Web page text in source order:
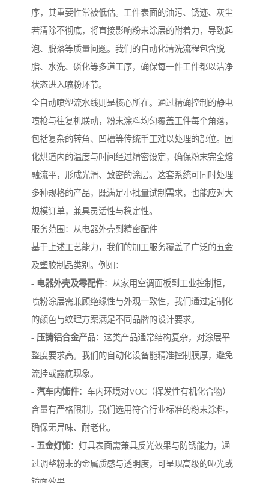
序，其重要性常被低估。工件表面的油污、锈迹、灰尘
若清除不彻底，将直接影响粉末涂层的附着力，导致起
泡、脱落等质量问题。我们的自动化清洗流程包含脱
脂、水洗、磷化等多道工序，确保每一件工件都以洁净
状态进入喷粉环节。
全自动喷塑流水线则是核心所在。通过精确控制的静电
喷枪与往复机联动，粉末涂料均匀覆盖工件每个角落，
包括复杂的转角、凹槽等传统手工难以处理的部位。固
化烘道内的温度与时间经过精密设定，确保粉末完全熔
融流平，形成光滑、致密的涂层。这套系统可同时处理
多种规格的产品，既满足小批量试制需求，也能应对大
规模订单，兼具灵活性与稳定性。
服务范围：从电器外壳到精密配件
基于上述工艺能力，我们的加工服务覆盖了广泛的五金
及塑胶制品类别。例如：
- 电器外壳及零配件：从家用空调面板到工业控制柜，
喷粉涂层需兼顾绝缘性与外观一致性，我们通过定制化
的颜色与纹理方案满足不同品牌的设计要求。
- 压铸铝合金产品：这类产品通常结构复杂，对涂层平
整度要求高。我们的自动化设备能精准控制膜厚，避免
流挂或露底现象。
- 汽车内饰件：车内环境对VOC（挥发性有机化合物）
含量有严格限制，我们选用符合行业标准的粉末涂料，
确保无异味、耐老化。
- 五金灯饰：灯具表面需兼具反光效果与防锈能力，通
过调整粉末的金属质感与透明度，可呈现高级的哑光或